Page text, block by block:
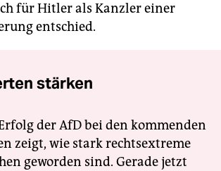
für Hitler als Kanzler einer
entschied.
stärken
der AfD bei den kommenden
zeigt, wie stark rechtsextreme
geworden sind. Gerade jetzt